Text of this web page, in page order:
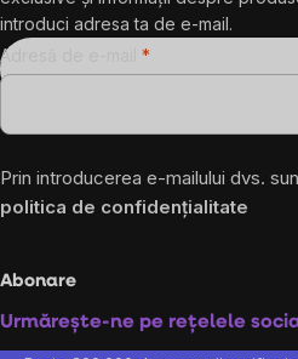
introduci adresa ta de e-mail.
Adresă de e-mail
Prin introducerea e-mailului dvs.
politica de confidențialitate
Abonare
Urmărește-ne pe rețelele